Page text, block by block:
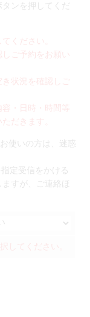
ンを押してくだ
ください。
ご予約をお願い
状況を確認しご
・日時・時間等
だきます。
使いの方は、迷惑
定受信をかける
すが、ご連絡ほ
してください。